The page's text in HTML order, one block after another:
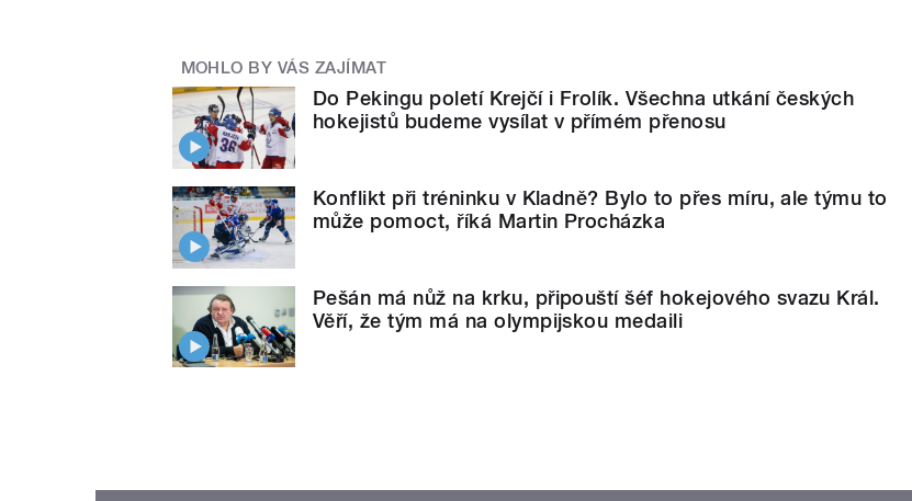
MOHLO BY VÁS ZAJÍMAT
Do Pekingu poletí Krejčí i Frolík. Všechna utkání českých
hokejistů budeme vysílat v přímém přenosu
Konflikt při tréninku v Kladně? Bylo to přes míru, ale týmu to
může pomoct, říká Martin Procházka
Pešán má nůž na krku, připouští šéf hokejového svazu Král.
Věří, že tým má na olympijskou medaili